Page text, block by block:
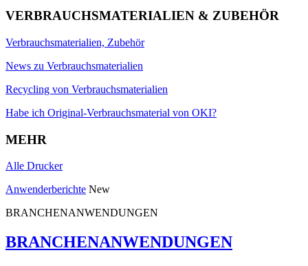
VERBRAUCHSMATERIALIEN & ZUBEHÖR
Verbrauchsmaterialien, Zubehör
News zu Verbrauchsmaterialien
Recycling von Verbrauchsmaterialien
Habe ich Original-Verbrauchsmaterial von OKI?
MEHR
Alle Drucker
Anwenderberichte New
BRANCHENANWENDUNGEN
BRANCHENANWENDUNGEN